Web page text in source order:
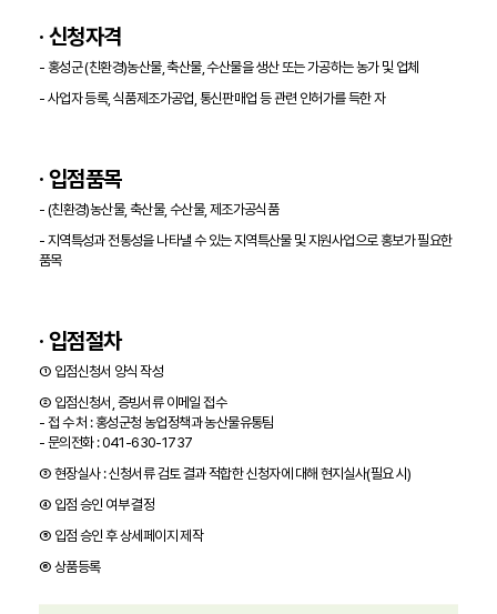
· 신청자격
- 홍성군 (친환경)농산물, 축산물, 수산물을 생산 또는 가공하는 농가 및 업체
- 사업자 등록, 식품제조가공업, 통신판매업 등 관련 인허가를 득한 자
· 입점품목
- (친환경)농산물, 축산물, 수산물, 제조가공식품
- 지역특성과 전통성을 나타낼 수 있는 지역특산물 및 지원사업으로 홍보가 필요한
품목
· 입점절차
① 입점신청서 양식 작성
② 입점신청서, 증빙서류 이메일 접수
- 접 수 처 : 홍성군청 농업정책과 농산물유통팀
- 문의전화 : 041-630-1737
③ 현장실사 : 신청서류 검토 결과 적합한 신청자에 대해 현지실사(필요 시)
④ 입점 승인 여부 결정
⑤ 입점 승인 후 상세페이지 제작
⑥ 상품등록